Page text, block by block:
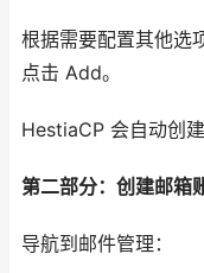
根据需要配置其他选
点击 Add。
HestiaCP 会自动创
第二部分：创建邮箱
导航到邮件管理：